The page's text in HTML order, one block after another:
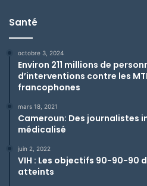
Santé
octobre 3, 2024
Environ 211 millions de
d’interventions contre les
francophones
mars 18, 2021
Cameroun: Des journalistes
médicalisé
juin 2, 2022
VIH : Les objectifs 90-90-90
atteints